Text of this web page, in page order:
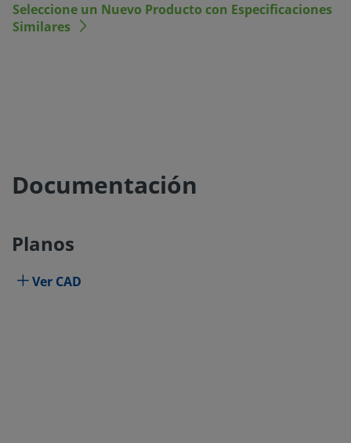
Seleccione un Nuevo Producto con Especificaciones
Similares
Documentación
Planos
Ver CAD